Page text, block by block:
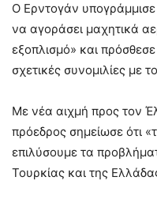
Ο Ερντογάν υπογράμμισε
να αγοράσει μαχητικά
εξοπλισμό» και
σχετικές συνομιλίες με
Με νέα αιχμή προς τον
πρόεδρος σημείωσε ότι
επιλύσουμε τα
Τουρκίας και της